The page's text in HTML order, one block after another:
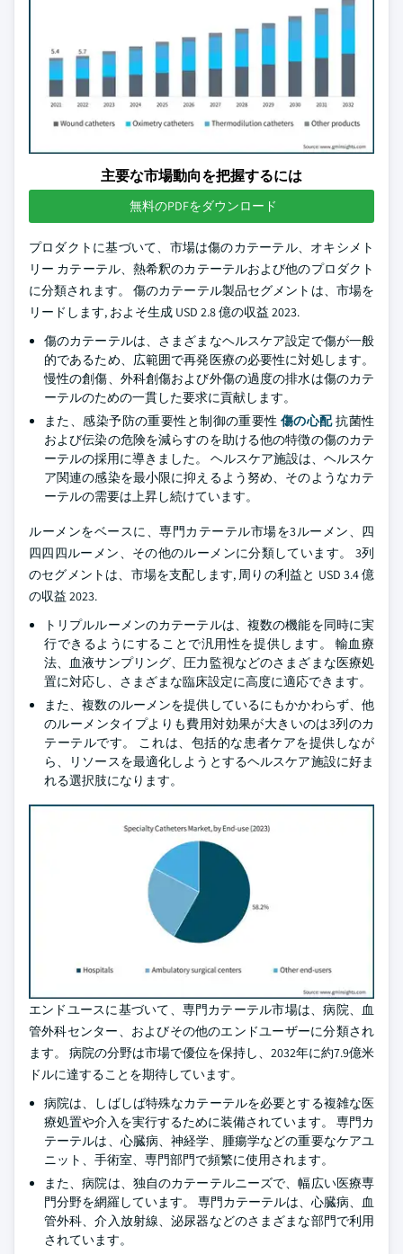
主要な市場動向を把握するには
無料のPDFをダウンロード
プロダクトに基づいて、市場は傷のカテーテル、オキシメト
リー カテーテル、熱希釈のカテーテルおよび他のプロダクト
に分類されます。 傷のカテーテル製品セグメントは、市場を
リードします, およそ生成 USD 2.8 億の収益 2023.
傷のカテーテルは、さまざまなヘルスケア設定で傷が一般
的であるため、広範囲で再発医療の必要性に対処します。
慢性の創傷、外科創傷および外傷の過度の排水は傷のカテ
ーテルのための一貫した要求に貢献します。
また、感染予防の重要性と制御の重要性傷の心配抗菌性
および伝染の危険を減らすのを助ける他の特徴の傷のカテ
ーテルの採用に導きました。 ヘルスケア施設は、ヘルスケ
ア関連の感染を最小限に抑えるよう努め、そのようなカテ
ーテルの需要は上昇し続けています。
ルーメンをベースに、専門カテーテル市場を3ルーメン、四
四四四ルーメン、その他のルーメンに分類しています。 3列
のセグメントは、市場を支配します, 周りの利益と USD 3.4 億
の収益 2023.
トリプルルーメンのカテーテルは、複数の機能を同時に実
行できるようにすることで汎用性を提供します。 輸血療
法、血液サンプリング、圧力監視などのさまざまな医療処
置に対応し、さまざまな臨床設定に高度に適応できます。
また、複数のルーメンを提供しているにもかかわらず、他
のルーメンタイプよりも費用対効果が大きいのは3列のカ
テーテルです。 これは、包括的な患者ケアを提供しなが
ら、リソースを最適化しようとするヘルスケア施設に好ま
れる選択肢になります。
エンドユースに基づいて、専門カテーテル市場は、病院、血
管外科センター、およびその他のエンドユーザーに分類され
ます。 病院の分野は市場で優位を保持し、2032年に約7.9億米
ドルに達することを期待しています。
病院は、しばしば特殊なカテーテルを必要とする複雑な医
療処置や介入を実行するために装備されています。 専門カ
テーテルは、心臓病、神経学、腫瘍学などの重要なケアユ
ニット、手術室、専門部門で頻繁に使用されます。
また、病院は、独自のカテーテルニーズで、幅広い医療専
門分野を網羅しています。 専門カテーテルは、心臓病、血
管外科、介入放射線、泌尿器などのさまざまな部門で利用
されています。